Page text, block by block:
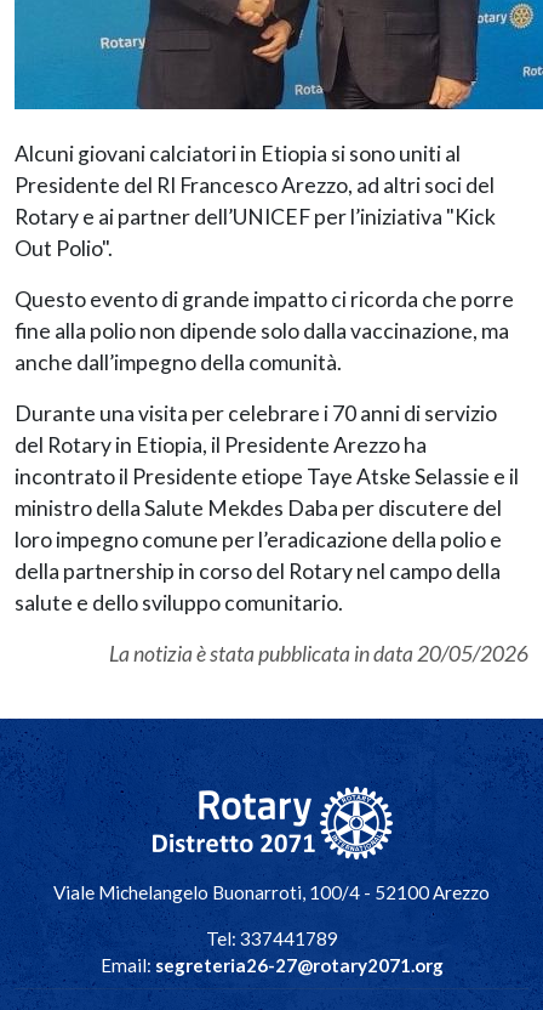
Alcuni giovani calciatori in Etiopia si sono uniti al
Presidente del RI Francesco Arezzo, ad altri soci del
Rotary e ai partner dell’UNICEF per l’iniziativa "Kick
Out Polio".
Questo evento di grande impatto ci ricorda che porre
fine alla polio non dipende solo dalla vaccinazione, ma
anche dall’impegno della comunità.
Durante una visita per celebrare i 70 anni di servizio
del Rotary in Etiopia, il Presidente Arezzo ha
incontrato il Presidente etiope Taye Atske Selassie e il
ministro della Salute Mekdes Daba per discutere del
loro impegno comune per l’eradicazione della polio e
della partnership in corso del Rotary nel campo della
salute e dello sviluppo comunitario.
La notizia è stata pubblicata in data 20/05/2026
Navigazione principale
Viale Michelangelo Buonarroti, 100/4 - 52100 Arezzo
Tel: 337441789
Email:segreteria26-27@rotary2071.org